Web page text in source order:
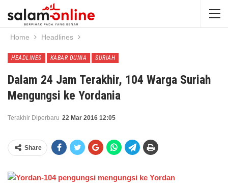
Home Headlines
HEADLINES KABAR DUNIA SURIAH
Dalam 24 Jam Terakhir, 104 Warga Suriah
Mengungsi ke Yordania
Terakhir Diperbaru 22 Mar 2016 12:05
Share